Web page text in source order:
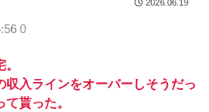
2026.06.19
0
収入ラインをオーバーしそうだっ
貰った。